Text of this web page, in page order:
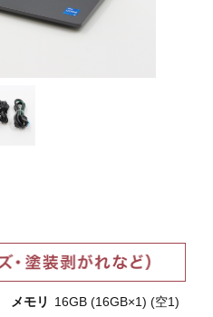
メモリ
16GB (16GB×1) (空1)